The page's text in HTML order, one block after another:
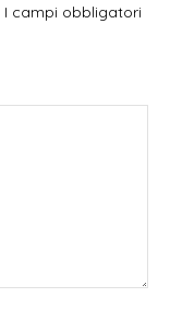
I campi obbligatori